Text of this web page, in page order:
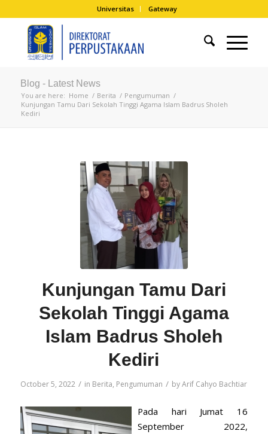
Universitas Gateway
Blog - Latest News
You are here: Home / Berita / Pengumuman /
Kunjungan Tamu Dari Sekolah Tinggi Agama Islam Badrus Sholeh
Kediri
Kunjungan Tamu Dari
Sekolah Tinggi Agama
Islam Badrus Sholeh
Kediri
October 5, 2022 / in Berita, Pengumuman / byArif Cahyo Bachtiar
Pada hari Jumat 16
September 2022,